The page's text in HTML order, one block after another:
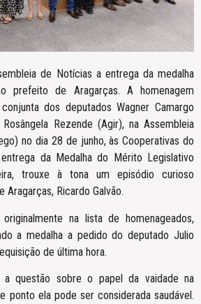
de Notícias a entrega da medalha
prefeito de Aragarças. A homenagem
dos deputados Wagner Camargo
Rezende (Agir), na Assembleia
no dia 28 de junho, às Cooperativas do
da Medalha do Mérito Legislativo
trouxe à tona um episódio curioso
Ricardo Galvão.
na lista de homenageados,
a medalha a pedido do deputado Julio
de última hora.
a questão sobre o papel da vaidade na
ponto ela pode ser considerada saudável.